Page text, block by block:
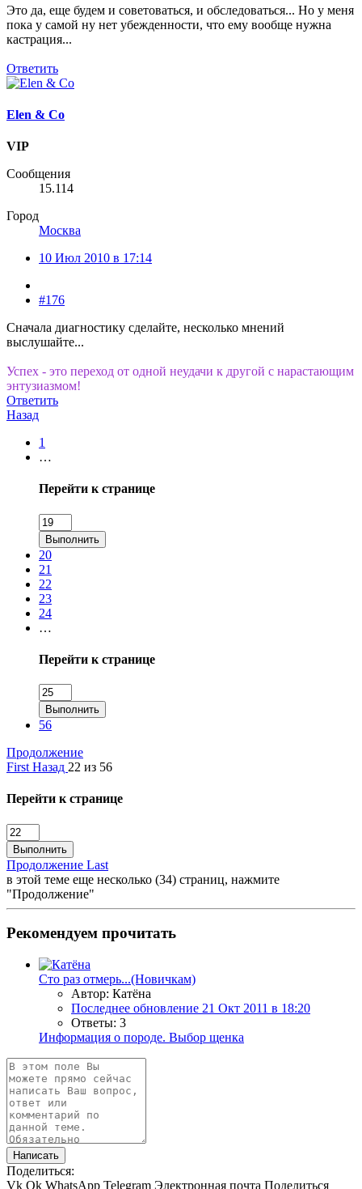
Это да, еще будем и советоваться, и обследоваться... Но у меня
пока у самой ну нет убежденности, что ему вообще нужна
кастрация...
Ответить
Elen & Co
VIP
Сообщения
15.114
Город
Москва
10 Июл 2010 в 17:14
#176
Сначала диагностику сделайте, несколько мнений
выслушайте...
Успех - это переход от одной неудачи к другой с нарастающим
энтузиазмом!
Ответить
Назад
1
…
Перейти к странице
Выполнить
20
21
22
23
24
…
Перейти к странице
Выполнить
56
Продолжение
First Назад 22 из 56
Перейти к странице
Выполнить
Продолжение Last
в этой теме еще несколько (34) страниц, нажмите
"Продолжение"
Рекомендуем прочитать
Сто раз отмерь...(Новичкам)
Автор: Катёна
Последнее обновление 21 Окт 2011 в 18:20
Ответы: 3
Информация о породе. Выбор щенка
Написать
Поделиться:
Vk Ok WhatsApp Telegram Электронная почта Поделиться